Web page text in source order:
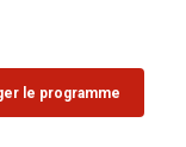
le programme